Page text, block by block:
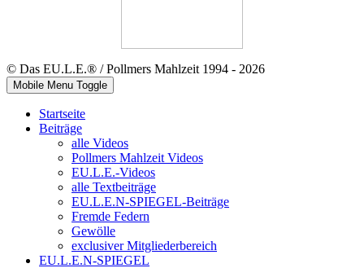
© Das EU.L.E.® / Pollmers Mahlzeit 1994 - 2026
Mobile Menu Toggle
Startseite
Beiträge
alle Videos
Pollmers Mahlzeit Videos
EU.L.E.-Videos
alle Textbeiträge
EU.L.E.N-SPIEGEL-Beiträge
Fremde Federn
Gewölle
exclusiver Mitgliederbereich
EU.L.E.N-SPIEGEL